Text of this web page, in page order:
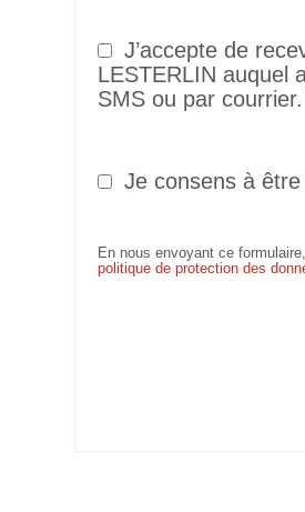
J’accepte de
LESTERLIN auquel
SMS ou par courrier.
Je consens à
En nous envoyant ce
politique de protection des